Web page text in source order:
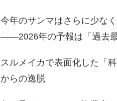
今年のサンマはさらに少な
――2026年の予報は「過去最
スルメイカで表面化した「科
からの逸脱